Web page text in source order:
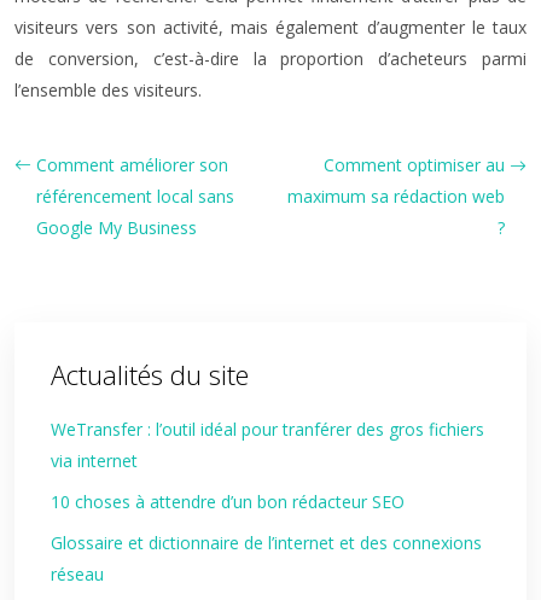
visiteurs vers son activité, mais également d’augmenter le taux
de conversion, c’est-à-dire la proportion d’acheteurs parmi
l’ensemble des visiteurs.
Comment améliorer son
référencement local sans
Google My Business
Comment optimiser au
maximum sa rédaction web
?
Actualités du site
WeTransfer : l’outil idéal pour tranférer des gros fichiers
via internet
10 choses à attendre d’un bon rédacteur SEO
Glossaire et dictionnaire de l’internet et des connexions
réseau